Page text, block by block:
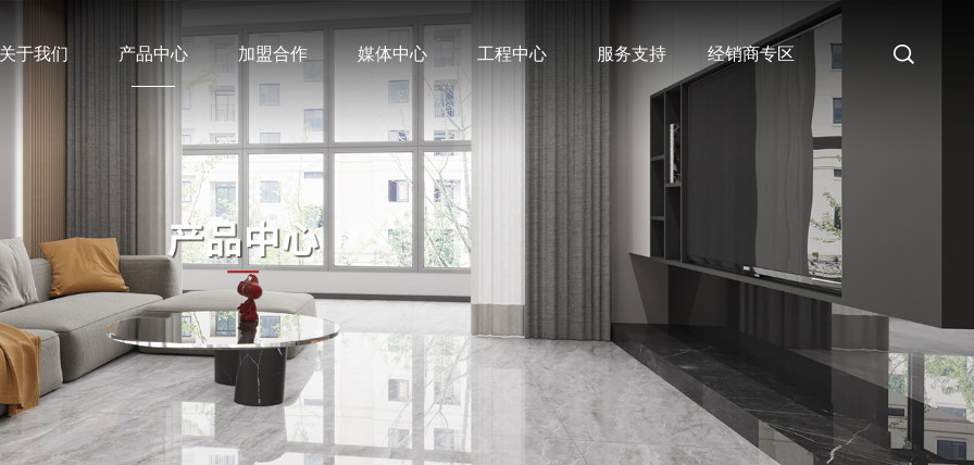
关于我们 产品中心 加盟合作 媒体中心 工程中心 服务支持 经销商专区